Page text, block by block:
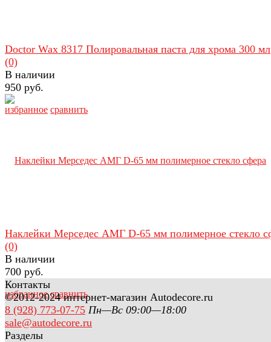
избранное сравнить
Doctor Wax 8317 Полировальная паста для хрома 300 мл
(0)
В наличии
950 руб.
избранное сравнить
Наклейки Мерседес АМГ D-65 мм полимерное стекло
(0)
В наличии
700 руб.
Контакты
©2012-2024 интернет-магазин Autodecore.ru
8 (928) 773-07-75 Пн—Вс 09:00—18:00
sale@autodecore.ru
Разделы